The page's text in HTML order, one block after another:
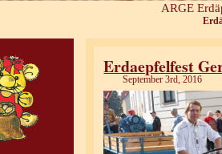
ARGE
Erdaepfelfest
September 3rd, 2016